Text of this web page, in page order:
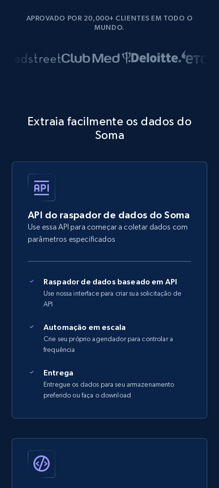
APROVADO POR 20,000+ CLIENTES EM TODO O
MUNDO.
Extraia facilmente os dados do
Soma
API do raspador de dados do Soma
Use essa API para começar a coletar dados com
parâmetros especificados
Raspador de dados baseado em API
Use nossa interface para criar sua solicitação de
API
Automação em escala
Crie seu próprio agendador para controlar a
frequência
Entrega
Entregue os dados para seu armazenamento
preferido ou faça o download